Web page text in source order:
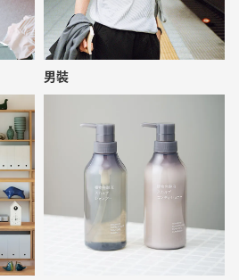
男裝